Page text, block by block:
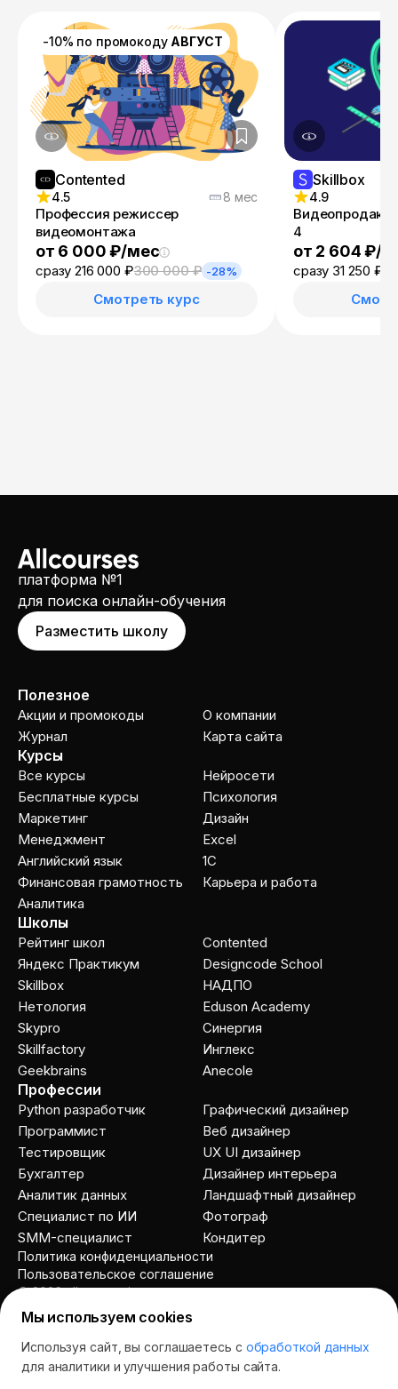
-10% по промокоду АВГУСТ
Contented
4.5 8 мес
Профессия режиссер
видеомонтажа
от 6 000 ₽/мес
сразу 216 000 ₽300 000 ₽ -28%
Смотреть курс
Skillbox
4.9
4
от 2 604 ₽/
сразу 31 250 ₽
платформа №1
для поиска онлайн-обучения
Разместить школу
Полезное
Акции и промокоды
Журнал
О компании
Карта сайта
Курсы
Все курсы
Бесплатные курсы
Маркетинг
Менеджмент
Английский язык
Финансовая грамотность
Аналитика
Нейросети
Психология
Дизайн
Excel
1C
Карьера и работа
Школы
Рейтинг школ
Яндекс Практикум
Skillbox
Нетология
Skypro
Skillfactory
Geekbrains
Contented
Designcode School
НАДПО
Eduson Academy
Cинергия
Инглекс
Anecole
Профессии
Python разработчик
Программист
Тестировщик
Бухгалтер
Аналитик данных
Специалист по ИИ
SMM-специалист
Графический дизайнер
Веб дизайнер
UX UI дизайнер
Дизайнер интерьера
Ландшафтный дизайнер
Фотограф
Кондитер
© 2026 allcourses.io
Пользовательское соглашение
Политика конфиденциальности
Мы используем cookies
Используя сайт, вы соглашаетесь с обработкой данных
для аналитики и улучшения работы сайта.